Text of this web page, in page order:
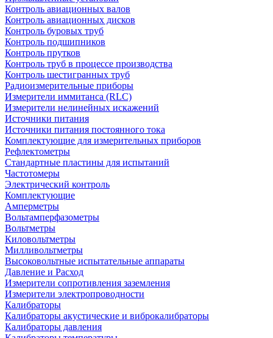
Контроль авиационных валов
Контроль авиационных дисков
Контроль буровых труб
Контроль подшипников
Контроль прутков
Контроль труб в процессе производства
Контроль шестигранных труб
Радиоизмерительные приборы
Измерители иммитанса (RLC)
Измерители нелинейных искажений
Источники питания
Источники питания постоянного тока
Комплектующие для измерительных приборов
Рефлектометры
Стандартные пластины для испытаний
Частотомеры
Электрический контроль
Комплектующие
Амперметры
Вольтамперфазометры
Вольтметры
Киловольтметры
Милливольтметры
Высоковольтные испытательные аппараты
Давление и Расход
Измерители сопротивления заземления
Измерители электропроводности
Калибраторы
Калибраторы акустические и виброкалибраторы
Калибраторы давления